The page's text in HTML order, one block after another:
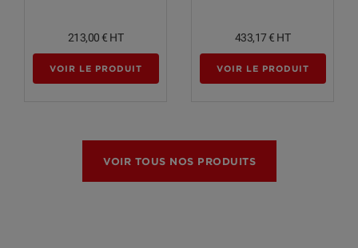
213,00 € HT
VOIR LE PRODUIT
433,17 € HT
VOIR LE PRODUIT
VOIR TOUS NOS PRODUITS